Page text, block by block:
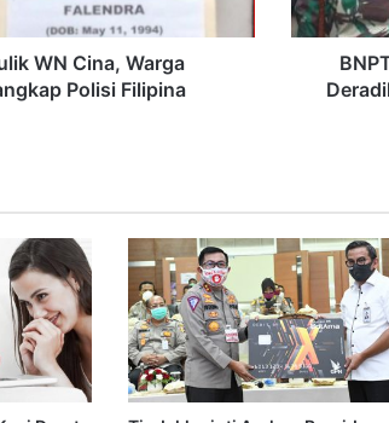
WN Cina, Warga
Polisi Filipina